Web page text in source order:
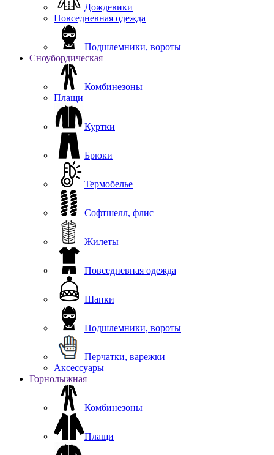
Дождевики
Повседневная одежда
Подшлемники, вороты
Сноубордическая
Комбинезоны
Плащи
Куртки
Брюки
Термобелье
Софтшелл, флис
Жилеты
Повседневная одежда
Шапки
Подшлемники, вороты
Перчатки, варежки
Аксессуары
Горнолыжная
Комбинезоны
Плащи